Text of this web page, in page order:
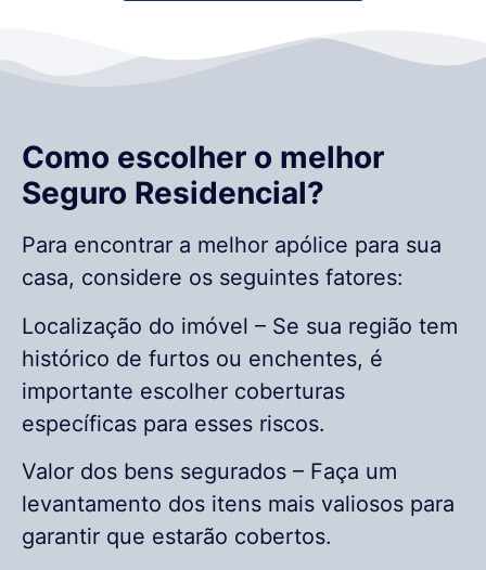
Como escolher o melhor
Seguro Residencial?
Para encontrar a melhor apólice para sua
casa, considere os seguintes fatores:
Localização do imóvel – Se sua região tem
histórico de furtos ou enchentes, é
importante escolher coberturas
específicas para esses riscos.
Valor dos bens segurados – Faça um
levantamento dos itens mais valiosos para
garantir que estarão cobertos.